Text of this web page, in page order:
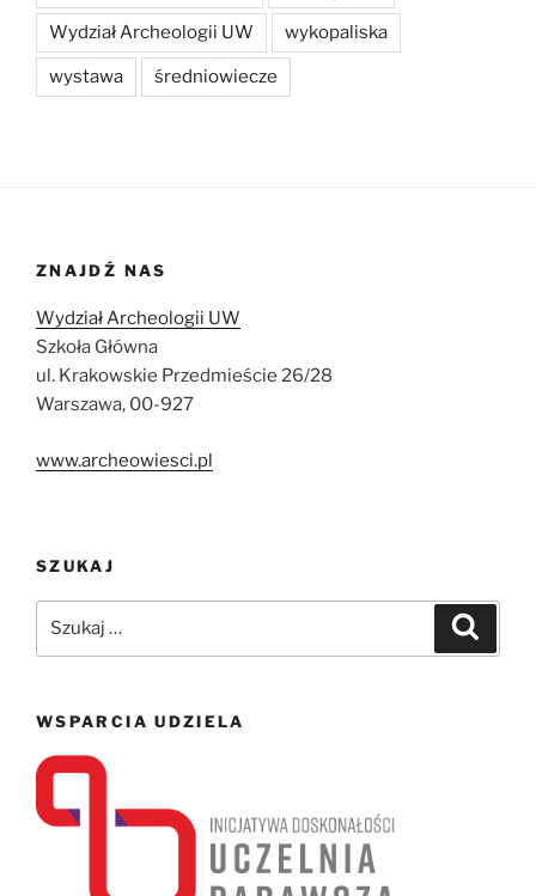
Wydział Archeologii UW wykopaliska
wystawa średniowiecze
ZNAJDŹ NAS
Wydział Archeologii UW
Szkoła Główna
ul. Krakowskie Przedmieście 26/28
Warszawa, 00-927
www.archeowiesci.pl
SZUKAJ
WSPARCIA UDZIELA